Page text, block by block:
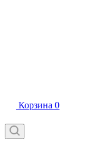
Корзина 0